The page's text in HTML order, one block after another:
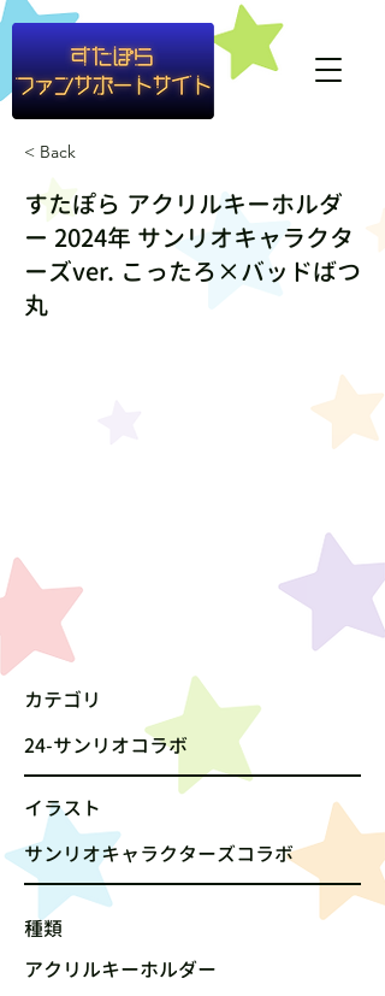
#container1{ background-color: rgba(255,255,255,0.8) }
< Back
すたぽら アクリルキーホルダ
ー 2024年 サンリオキャラクタ
ーズver. こったろ×バッドばつ
丸
カテゴリ
24-サンリオコラボ
​イラスト
サンリオキャラクターズコラボ
種類
アクリルキーホルダー